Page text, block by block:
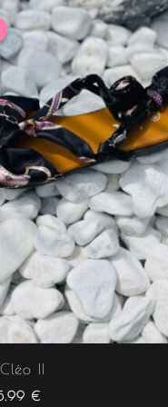
II
:
€.
€
Le
prix
actuel
est :
15.99 €.